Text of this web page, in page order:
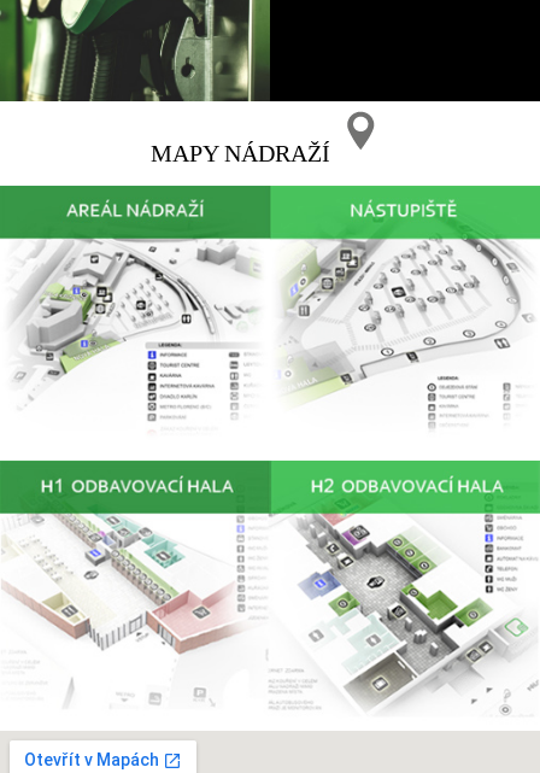
MAPY NÁDRAŽÍ